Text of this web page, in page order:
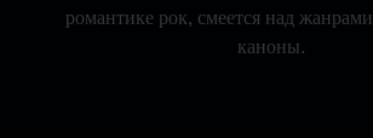
романтике рок, смеется над
каноны.